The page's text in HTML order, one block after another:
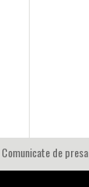
Comunicate de presa